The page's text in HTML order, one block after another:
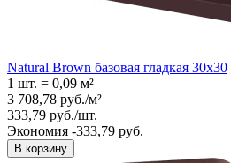
Natural Brown базовая гладкая 30x30
1 шт. = 0,09 м²
3 708,78 руб./м²
333,79 руб./шт.
Экономия -333,79 руб.
В корзину